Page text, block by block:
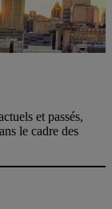
et passés,
le cadre des